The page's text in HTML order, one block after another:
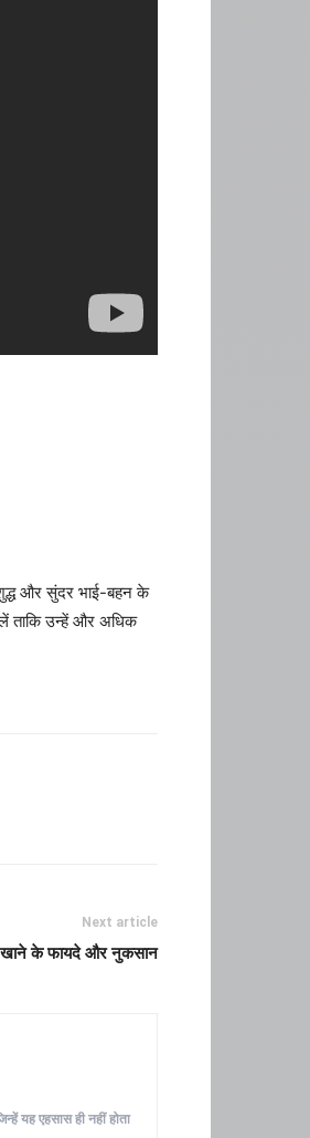
और सुंदर भाई-बहन के
ताकि उन्हें और अधिक
Next article
के फायदे और नुकसान
यह एहसास ही नहीं होता